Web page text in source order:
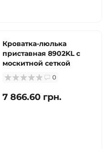
Кроватка-люлька
приставная 8902KL с
москитной сеткой
0
7 866.60 грн.